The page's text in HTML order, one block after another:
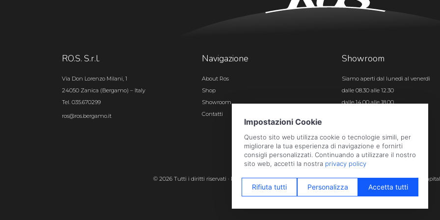
RO.S. S.r.l.
Via Don Lorenzo Milani, 1
24050 Zanica (Bergamo) – Italy
Tel. 035.670299
ros@ros.bergamo.it
Navigazione
About Ros
Shop
Showroom
Contatti
Showroom
Siamo aperti dal lunedì al venerdì
dalle 08.30 alle 12.30
dalle 14.00 alle 18.00
© 2026 Tutti i diritti riservati · P.iva e c.f. 01496180165 · Iscr. registro imprese di Bergamo n. 01496180165 ·